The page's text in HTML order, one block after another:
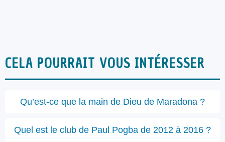
CELA POURRAIT VOUS INTÉRESSER
Qu’est-ce que la main de Dieu de Maradona ?
Quel est le club de Paul Pogba de 2012 à 2016 ?